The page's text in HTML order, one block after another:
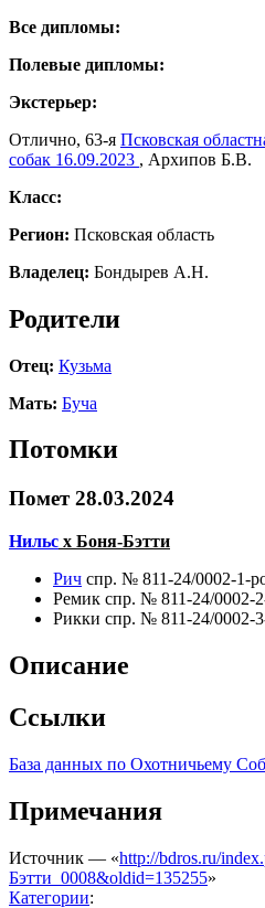
Все дипломы:
Полевые дипломы:
Экстерьер:
Отлично, 63-я Псковская
собак 16.09.2023 , Архипов Б.В.
Класс:
Регион: Псковская область
Владелец: Бондырев А.Н.
Родители
Отец: Кузьма
Мать: Буча
Потомки
Помет 28.03.2024
Нильс х Боня-Бэтти
Рич спр. № 811-24/0002-1-
Ремик спр. № 811-24/0002-
Рикки спр. № 811-24/0002-
Описание
Ссылки
База данных по Охотничьему
Примечания
Источник — «http://bdros.ru/
Бэтти_0008&oldid=135255»
Категории: